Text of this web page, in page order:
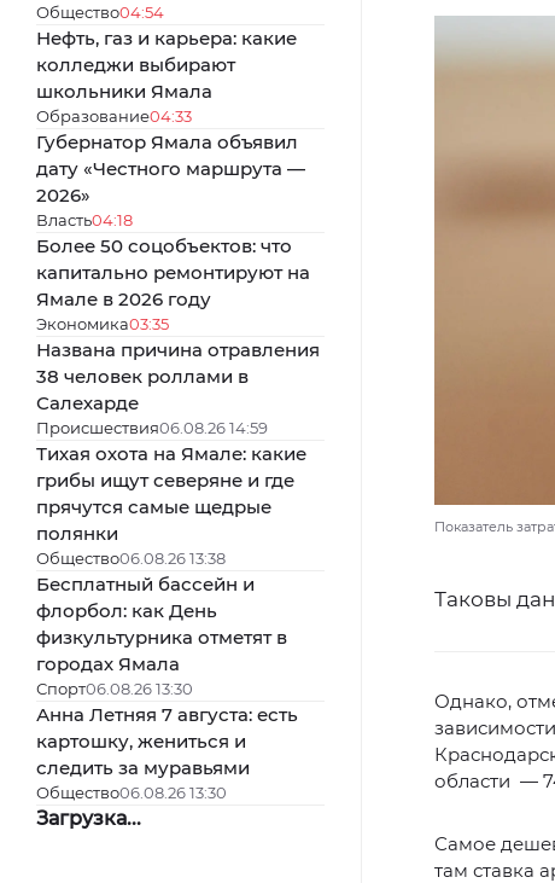
Общество04:54
Нефть, газ и карьера: какие
колледжи выбирают
школьники Ямала
Образование04:33
Губернатор Ямала объявил
дату «Честного маршрута —
2026»
Власть04:18
Более 50 соцобъектов: что
капитально ремонтируют на
Ямале в 2026 году
Экономика03:35
Названа причина отравления
38 человек роллами в
Салехарде
Происшествия06.08.26 14:59
Тихая охота на Ямале: какие
грибы ищут северяне и где
прячутся самые щедрые
полянки
Общество06.08.26 13:38
Бесплатный бассейн и
флорбол: как День
физкультурника отметят в
городах Ямала
Спорт06.08.26 13:30
Анна Летняя 7 августа: есть
картошку, жениться и
следить за муравьями
Общество06.08.26 13:30
Загрузка...
Показатель
Таковы
Однако,
области —
Самое
там ставка